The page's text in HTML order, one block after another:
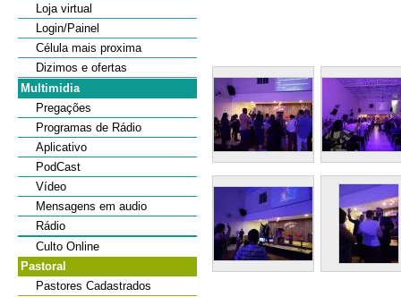
Loja virtual
Login/Painel
Célula mais proxima
Dizimos e ofertas
Multimidia
Pregações
Programas de Rádio
Aplicativo
PodCast
Vídeo
Mensagens em audio
Rádio
Culto Online
Pastoral
Pastores Cadastrados